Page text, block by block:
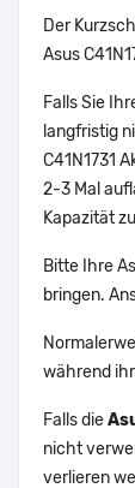
Der
Asus
Falls Sie
langfristig
C41N1731
2-3 Mal
Kapazität
Bitte Ihre
bringen.
während
Falls die
nicht
verlieren